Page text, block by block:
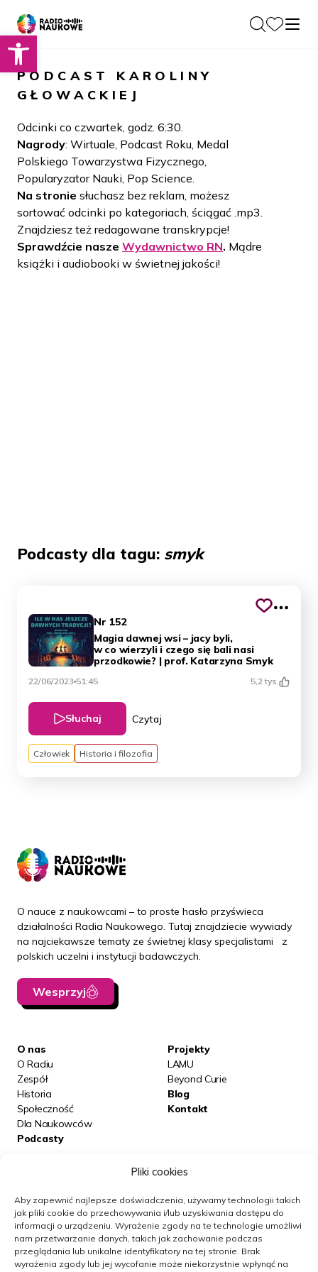
Otwórz pasek narzędzi
Pliki cookies
Aby zapewnić najlepsze doświadczenia, używamy technologii takich
jak pliki cookie do przechowywania i/lub uzyskiwania dostępu do
informacji o urządzeniu. Wyrażenie zgody na te technologie umożliwi
nam przetwarzanie danych, takich jak zachowanie podczas
przeglądania lub unikalne identyfikatory na tej stronie. Brak
wyrażenia zgody lub jej wycofanie może niekorzystnie wpłynąć na
O nas
O Radiu
Zespół
Historia
Społeczność
Dla Naukowców
Podcasty
Projekty
LAMU
Beyond Curie
Blog
Kontakt
Wydawnictwo
PODCAST
KAROLINY
GŁOWACKIEJ
Odcinki co czwartek, godz. 6:30.
Nagrody: Wirtuale, Podcast Roku, Medal
Polskiego Towarzystwa Fizycznego,
Popularyzator Nauki, Pop Science.
Na stronie słuchasz bez reklam, możesz
sortować odcinki po kategoriach, ściągać .mp3.
Znajdziesz też redagowane transkrypcje!
Sprawdźcie nasze Wydawnictwo RN. Mądre
książki i audiobooki w świetnej jakości!
Podcasty dla tagu: smyk
Nr 152
Magia dawnej wsi – jacy byli,
w co wierzyli i czego się bali nasi
przodkowie? | prof. Katarzyna Smyk
22/06/2023 51:45 5,2 tys.
Słuchaj Czytaj
Człowiek Historia i filozofia
O nauce z naukowcami – to proste hasło przyświeca
działalności Radia Naukowego. Tutaj znajdziecie wywiady
na najciekawsze tematy ze świetnej klasy specjalistami z
polskich uczelni i instytucji badawczych.
Wesprzyj
O nas
O Radiu
Zespół
Historia
Społeczność
Dla Naukowców
Podcasty
Projekty
LAMU
Beyond Curie
Blog
Kontakt
Obserwuj nas